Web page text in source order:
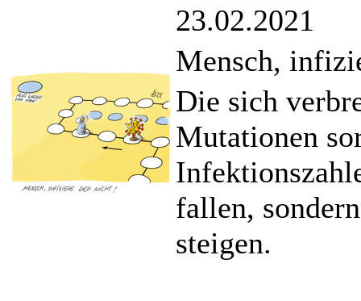
23.02.2021
Mensch,
Die sich
Mutationen
fallen,
steigen.